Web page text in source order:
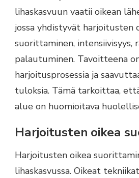
lihaskasvuun vaatii oikean
jossa yhdistyvät harjoitusten
suorittaminen, intensiivisyys,
palautuminen. Tavoitteena
harjoitusprosessia ja
tuloksia. Tämä tarkoittaa,
alue on huomioitava
Harjoitusten oikea
Harjoitusten oikea
lihaskasvussa. Oikeat